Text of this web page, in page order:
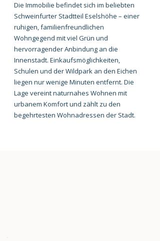
Die Immobilie befindet sich im beliebten
Schweinfurter Stadtteil Eselshöhe – einer
ruhigen, familienfreundlichen
Wohngegend mit viel Grün und
hervorragender Anbindung an die
Innenstadt. Einkaufsmöglichkeiten,
Schulen und der Wildpark an den Eichen
liegen nur wenige Minuten entfernt. Die
Lage vereint naturnahes Wohnen mit
urbanem Komfort und zählt zu den
begehrtesten Wohnadressen der Stadt.